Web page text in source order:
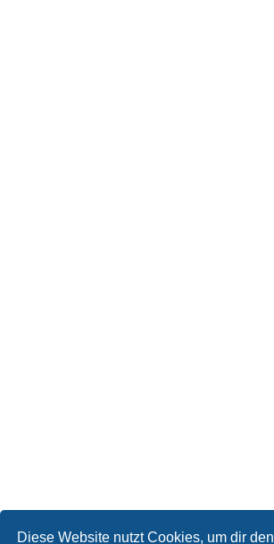
Diese Website nutzt Cookies, um dir den